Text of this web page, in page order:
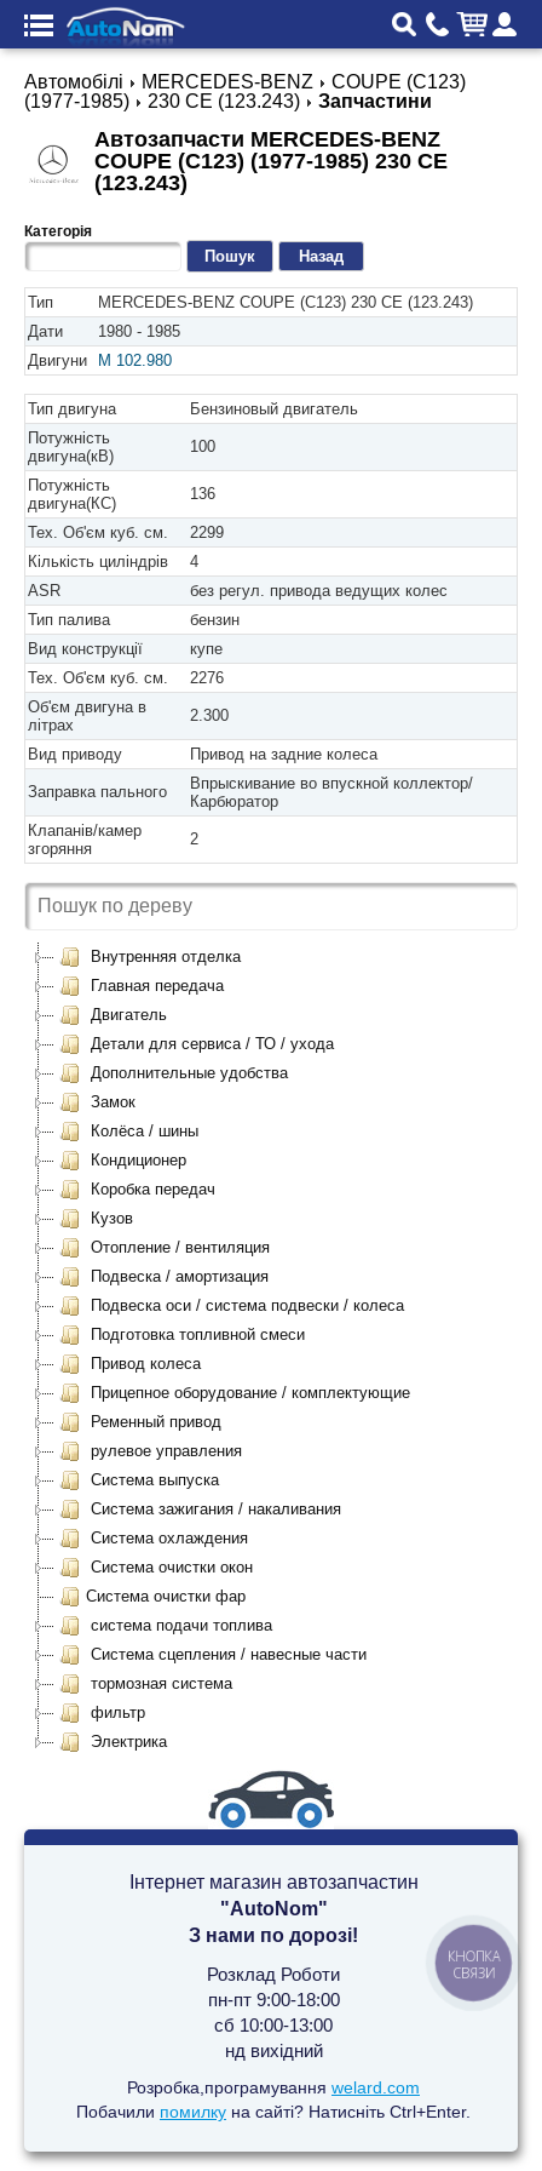
Автомобілі MERCEDES-BENZ
COUPE (C123)
(1977-1985)
230 CE (123.243) Запчастини
Автозапчасти MERCEDES-BENZ
COUPE (C123) (1977-1985) 230 CE
(123.243)
Категорія
Назад
Тип
MERCEDES-BENZ COUPE (C123) 230 CE (123.243)
Дати
1980 - 1985
Двигуни
M 102.980
Тип двигуна
Бензиновый двигатель
Потужність
двигуна(кВ)
100
Потужність
двигуна(КС)
136
Тех. Об'єм куб. см.
2299
Кількість циліндрів
4
ASR
без регул. привода ведущих колес
Тип палива
бензин
Вид конструкції
купе
Тех. Об'єм куб. см.
2276
Об'єм двигуна в
літрах
2.300
Вид приводу Привод на задние колеса
Заправка пального
Впрыскивание во впускной коллектор/
Карбюратор
Клапанів/камер
згоряння
2
Внутренняя отделка
Главная передача
Двигатель
Детали для сервиса / ТО / ухода
Дополнительные удобства
Замок
Колёса / шины
Кондиционер
Коробка передач
Кузов
Отопление / вентиляция
Подвеска / амортизация
Подвеска оси / система подвески / колеса
Подготовка топливной смеси
Привод колеса
Прицепное оборудование / комплектующие
Ременный привод
рулевое управления
Система выпуска
Система зажигания / накаливания
Система охлаждения
Система очистки окон
Система очистки фар
система подачи топлива
Система сцепления / навесные части
тормозная система
фильтр
Электрика
Інтернет магазин автозапчастин
"AutoNom"
З нами по дорозі!
Розклад Роботи
пн-пт 9:00-18:00
сб 10:00-13:00
нд вихідний
Розробка,програмування welard.com
Побачили помилку на сайті? Натисніть Ctrl+Enter.
КНОПКА
СВЯЗИ